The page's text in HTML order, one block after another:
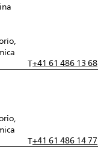
T+41 61 486 13 68
T+41 61 486 14 77